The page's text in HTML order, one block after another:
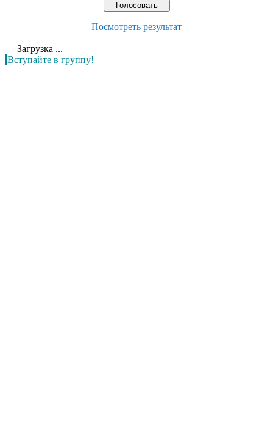
Посмотреть результат
Загрузка ...
Вступайте в группу!